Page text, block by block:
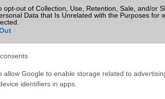
opt-out of Collection, Use, Retention, Sale, and/or
Data that Is Unrelated with the Purposes for
allow Google to enable storage related to
identifiers in apps.